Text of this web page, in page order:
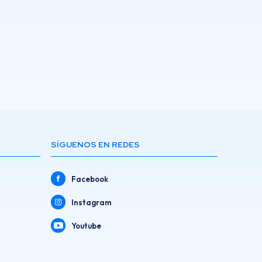
SÍGUENOS EN REDES
Facebook
Instagram
Youtube